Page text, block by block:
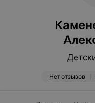
Нет отзывов